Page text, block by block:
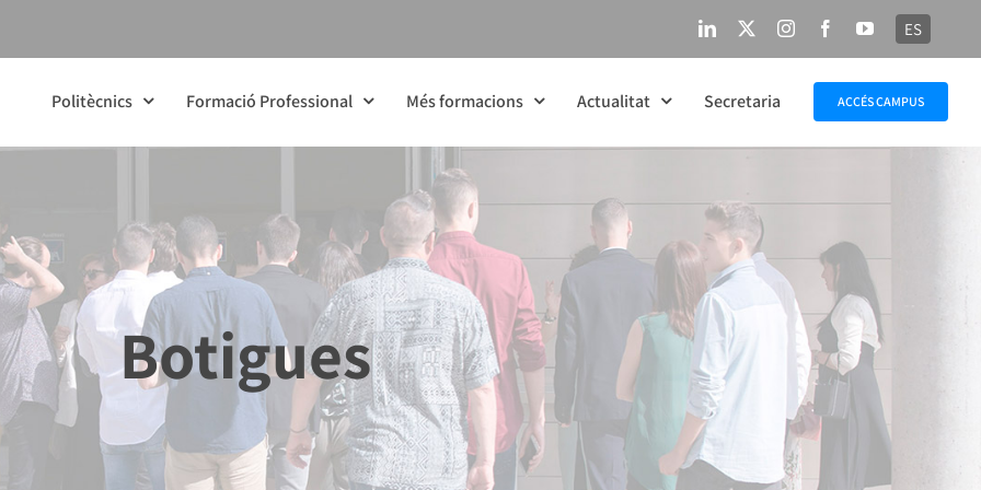
LinkedIn InstagramFacebookYouTube
ES
Politècnics Formació Professional Més formacions Actualitat Secretaria ACCÉS CAMPUS
Botigues